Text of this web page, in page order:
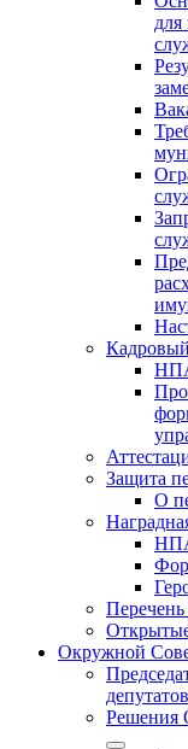
Защита
О
Окружной
депутатов
Решения